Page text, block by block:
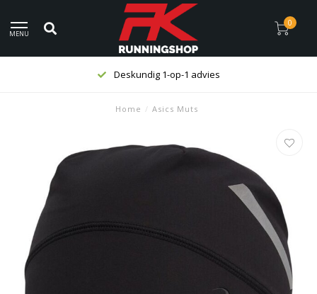
MENU
0
Deskundig 1-op-1 advies
Home / Asics Muts